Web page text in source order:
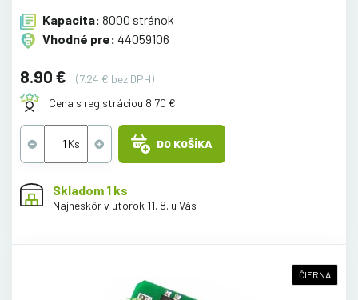
Kapacita: 8000 stránok
Vhodné pre: 44059106
8.90 €
(7.24 € bez DPH)
Cena s registráciou 8.70 €
DO KOŠÍKA
Skladom 1 ks
Najneskôr v utorok 11. 8. u Vás
ČIERNA